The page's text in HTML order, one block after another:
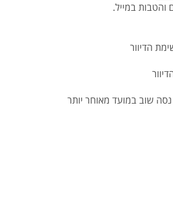
והטבות במייל.
הדיוור
שוב במועד מאוחר יותר